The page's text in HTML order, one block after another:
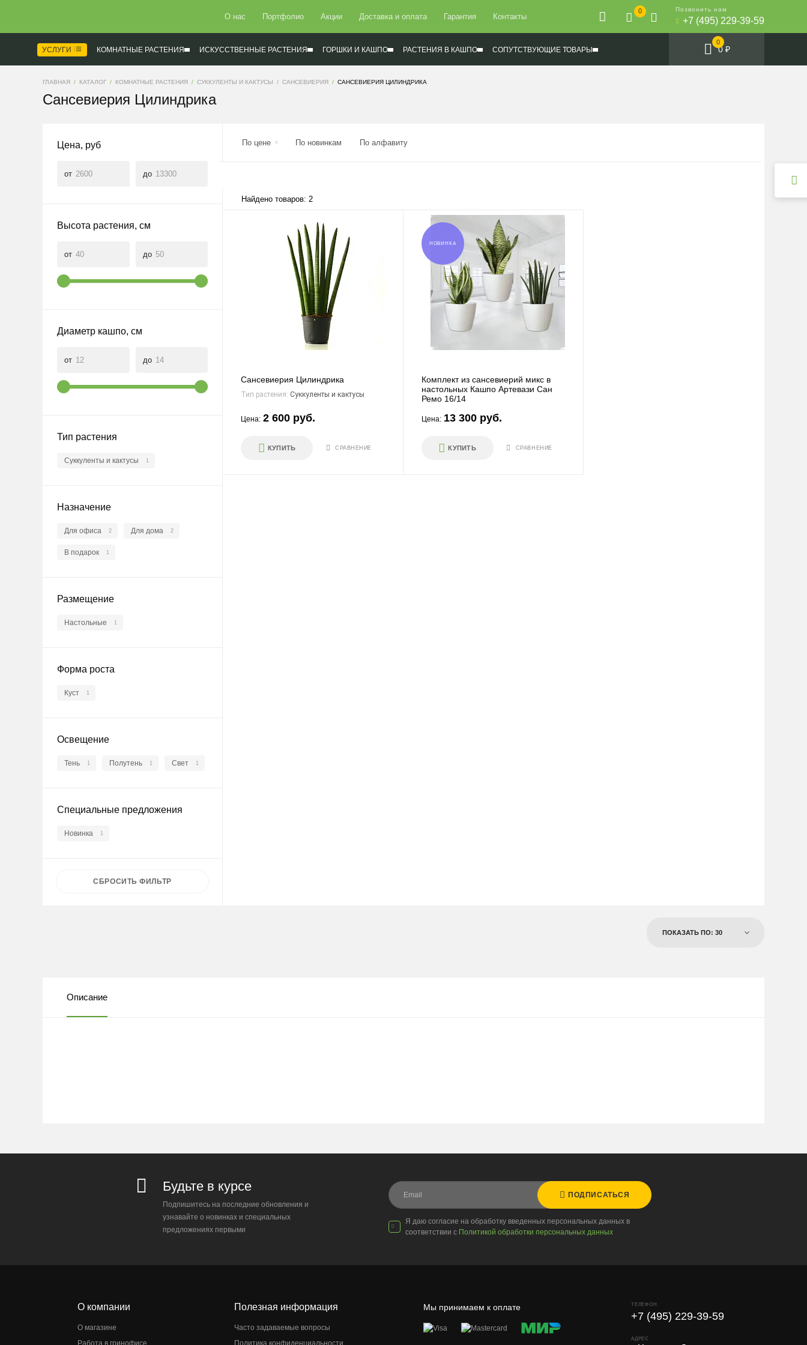
О нас Портфолио Акции Доставка и оплата Гарантия Контакты
0 Позвонить нам
+7 (495) 229-39-59
УСЛУГИ КОМНАТНЫЕ РАСТЕНИЯ ИСКУССТВЕННЫЕ РАСТЕНИЯ ГОРШКИ И КАШПО РАСТЕНИЯ В КАШПО СОПУТСТВУЮЩИЕ ТОВАРЫ
0
0 ₽
ГЛАВНАЯ КАТАЛОГ КОМНАТНЫЕ РАСТЕНИЯ СУККУЛЕНТЫ И КАКТУСЫ САНСЕВИЕРИЯ САНСЕВИЕРИЯ ЦИЛИНДРИКА
Сансевиерия Цилиндрика
Цена, руб
от до
Высота растения, см
от до
Диаметр кашпо, см
от до
Тип растения
Суккуленты и кактусы 1
Назначение
Для офиса 2 Для дома 2
В подарок 1
Размещение
Настольные 1
Форма роста
Куст 1
Освещение
Тень 1 Полутень 1 Свет 1
Специальные предложения
Новинка 1
СБРОСИТЬФИЛЬТР
По цене По новинкам По алфавиту
Найдено товаров: 2
Сансевиерия Цилиндрика
Тип растения: Суккуленты и кактусы
Цена: 2 600 руб.
КУПИТЬ СРАВНЕНИЕ
НОВИНКА
Комплект из сансевиерий микс в
настольных Кашпо Артевази Сан
Ремо 16/14
Цена: 13 300 руб.
КУПИТЬ СРАВНЕНИЕ
ПОКАЗАТЬ ПО: 30
Описание
Будьте в курсе
Подпишитесь на последние обновления и
узнавайте о новинках и специальных
предложениях первыми
ПОДПИСАТЬСЯ
Я даю согласие на обработку введенных персональных данных в
соответствии с Политикой обработки персональных данных
О компании
О магазине
Работа в гринофисе
Полезная информация
Часто задаваемые вопросы
Политика конфиденциальности
Мы принимаем к оплате ТЕЛЕФОН
+7 (495) 229-39-59
АДРЕС